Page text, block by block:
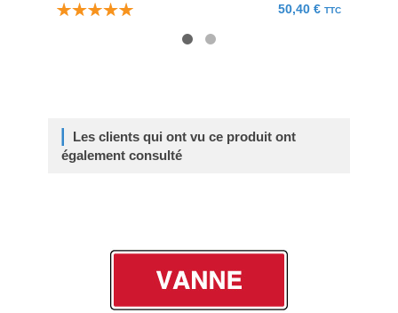
50,40 € TTC
Les clients qui ont vu ce produit ont
également consulté